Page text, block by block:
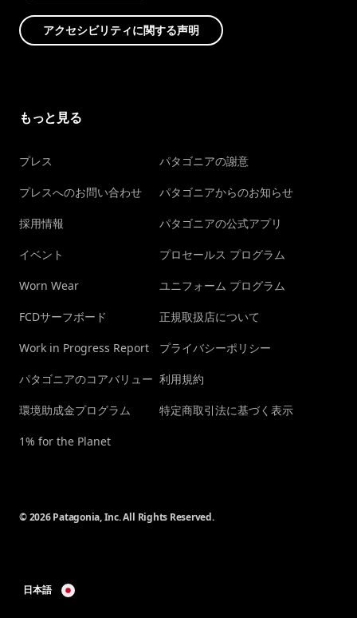
アクセシビリティに関する声明
もっと見る
プレス
プレスへのお問い合わせ
採用情報
イベント
Worn Wear
FCDサーフボード
Work in Progress Report
パタゴニアのコアバリュー
環境助成金プログラム
1% for the Planet
パタゴニアの謝意
パタゴニアからのお知らせ
パタゴニアの公式アプリ
プロセールス プログラム
ユニフォーム プログラム
正規取扱店について
プライバシーポリシー
利用規約
特定商取引法に基づく表示
© 2026 Patagonia, Inc. All Rights Reserved.
日本語